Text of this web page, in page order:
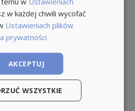
w każdej chwili wycofać
Ustawieniach plików
prywatności
AKCEPTUJ
WSZYSTKIE